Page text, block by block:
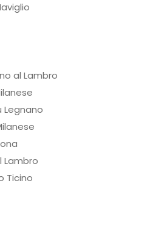
al Lambro
Legnano
Lambro
Ticino